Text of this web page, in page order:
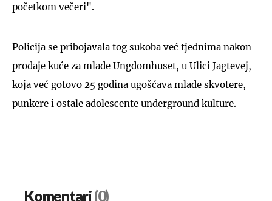
početkom večeri".
Policija se pribojavala tog sukoba već tjednima nakon
prodaje kuće za mlade Ungdomhuset, u Ulici Jagtevej,
koja već gotovo 25 godina ugošćava mlade skvotere,
punkere i ostale adolescente underground kulture.
Komentari(0)